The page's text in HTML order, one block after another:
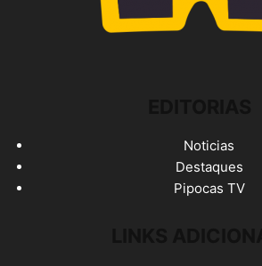
Noticias
Destaques
Pipocas TV